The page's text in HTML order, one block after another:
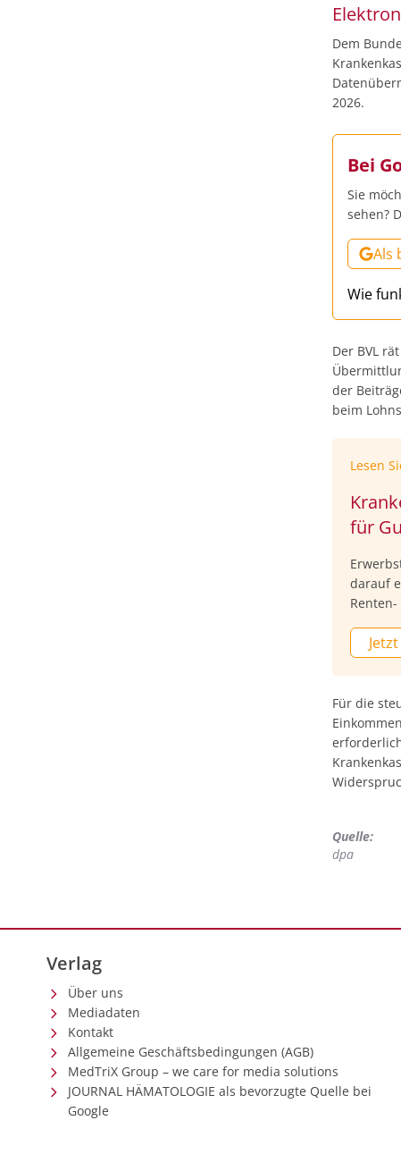
Dem
2026.
Bei
Sie
sehen?
Als
Wie
Der BVL
der
beim
Lesen
für
darauf
Grenze
darüber
mehr
Für die
Quelle:
dpa
Verlag
Über uns
Mediadaten
Kontakt
Allgemeine Geschäftsbedingungen (AGB)
MedTriX Group – we care for media solutions
JOURNAL HÄMATOLOGIE als bevorzugte Quelle bei
Google